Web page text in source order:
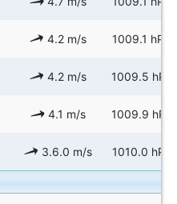
4.2 m/s 1009.1 hPa
4.2 m/s 1009.5 hPa
4.1 m/s 1009.9 hPa
3.6.0 m/s 1010.0 hPa